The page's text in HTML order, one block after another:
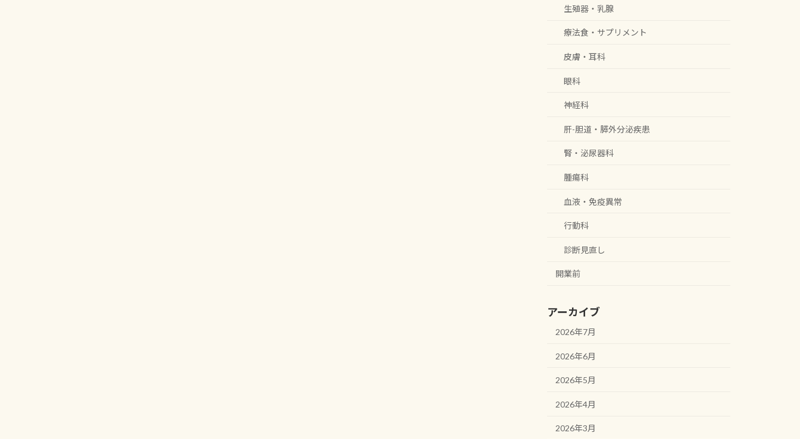
生殖器・乳腺
療法食・サプリメント
皮膚・耳科
眼科
神経科
肝-胆道・膵外分泌疾患
腎・泌尿器科
腫瘍科
血液・免疫異常
行動科
診断見直し
開業前
アーカイブ
2026年7月
2026年6月
2026年5月
2026年4月
2026年3月